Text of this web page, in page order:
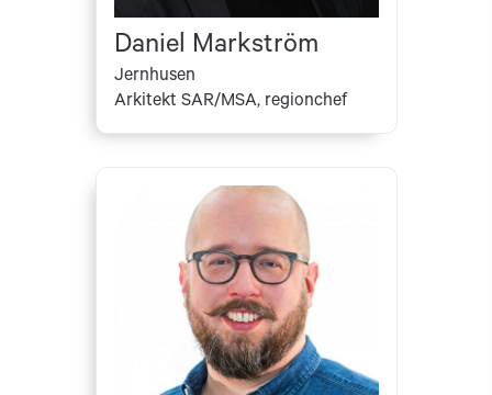
Daniel Markström
Jernhusen
Arkitekt SAR/MSA, regionchef